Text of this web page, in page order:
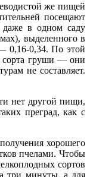
же пищей
посещают
даже в одном саду
выделенного в
0,16-0,34. По этой
сорта груши — они
не составляет.
нет другой пищи,
преград, как с
хорошего
пчелами. Чтобы
сортов
три минуты, а для